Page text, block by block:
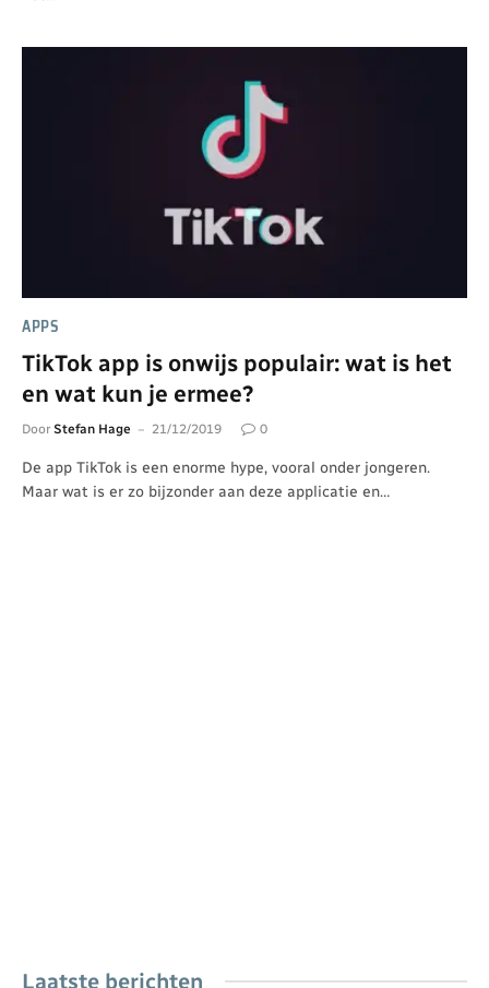
APPS
TikTok app is onwijs populair: wat is het
en wat kun je ermee?
Door Stefan Hage 21/12/2019 0
De app TikTok is een enorme hype, vooral onder jongeren.
Maar wat is er zo bijzonder aan deze applicatie en…
Laatste berichten